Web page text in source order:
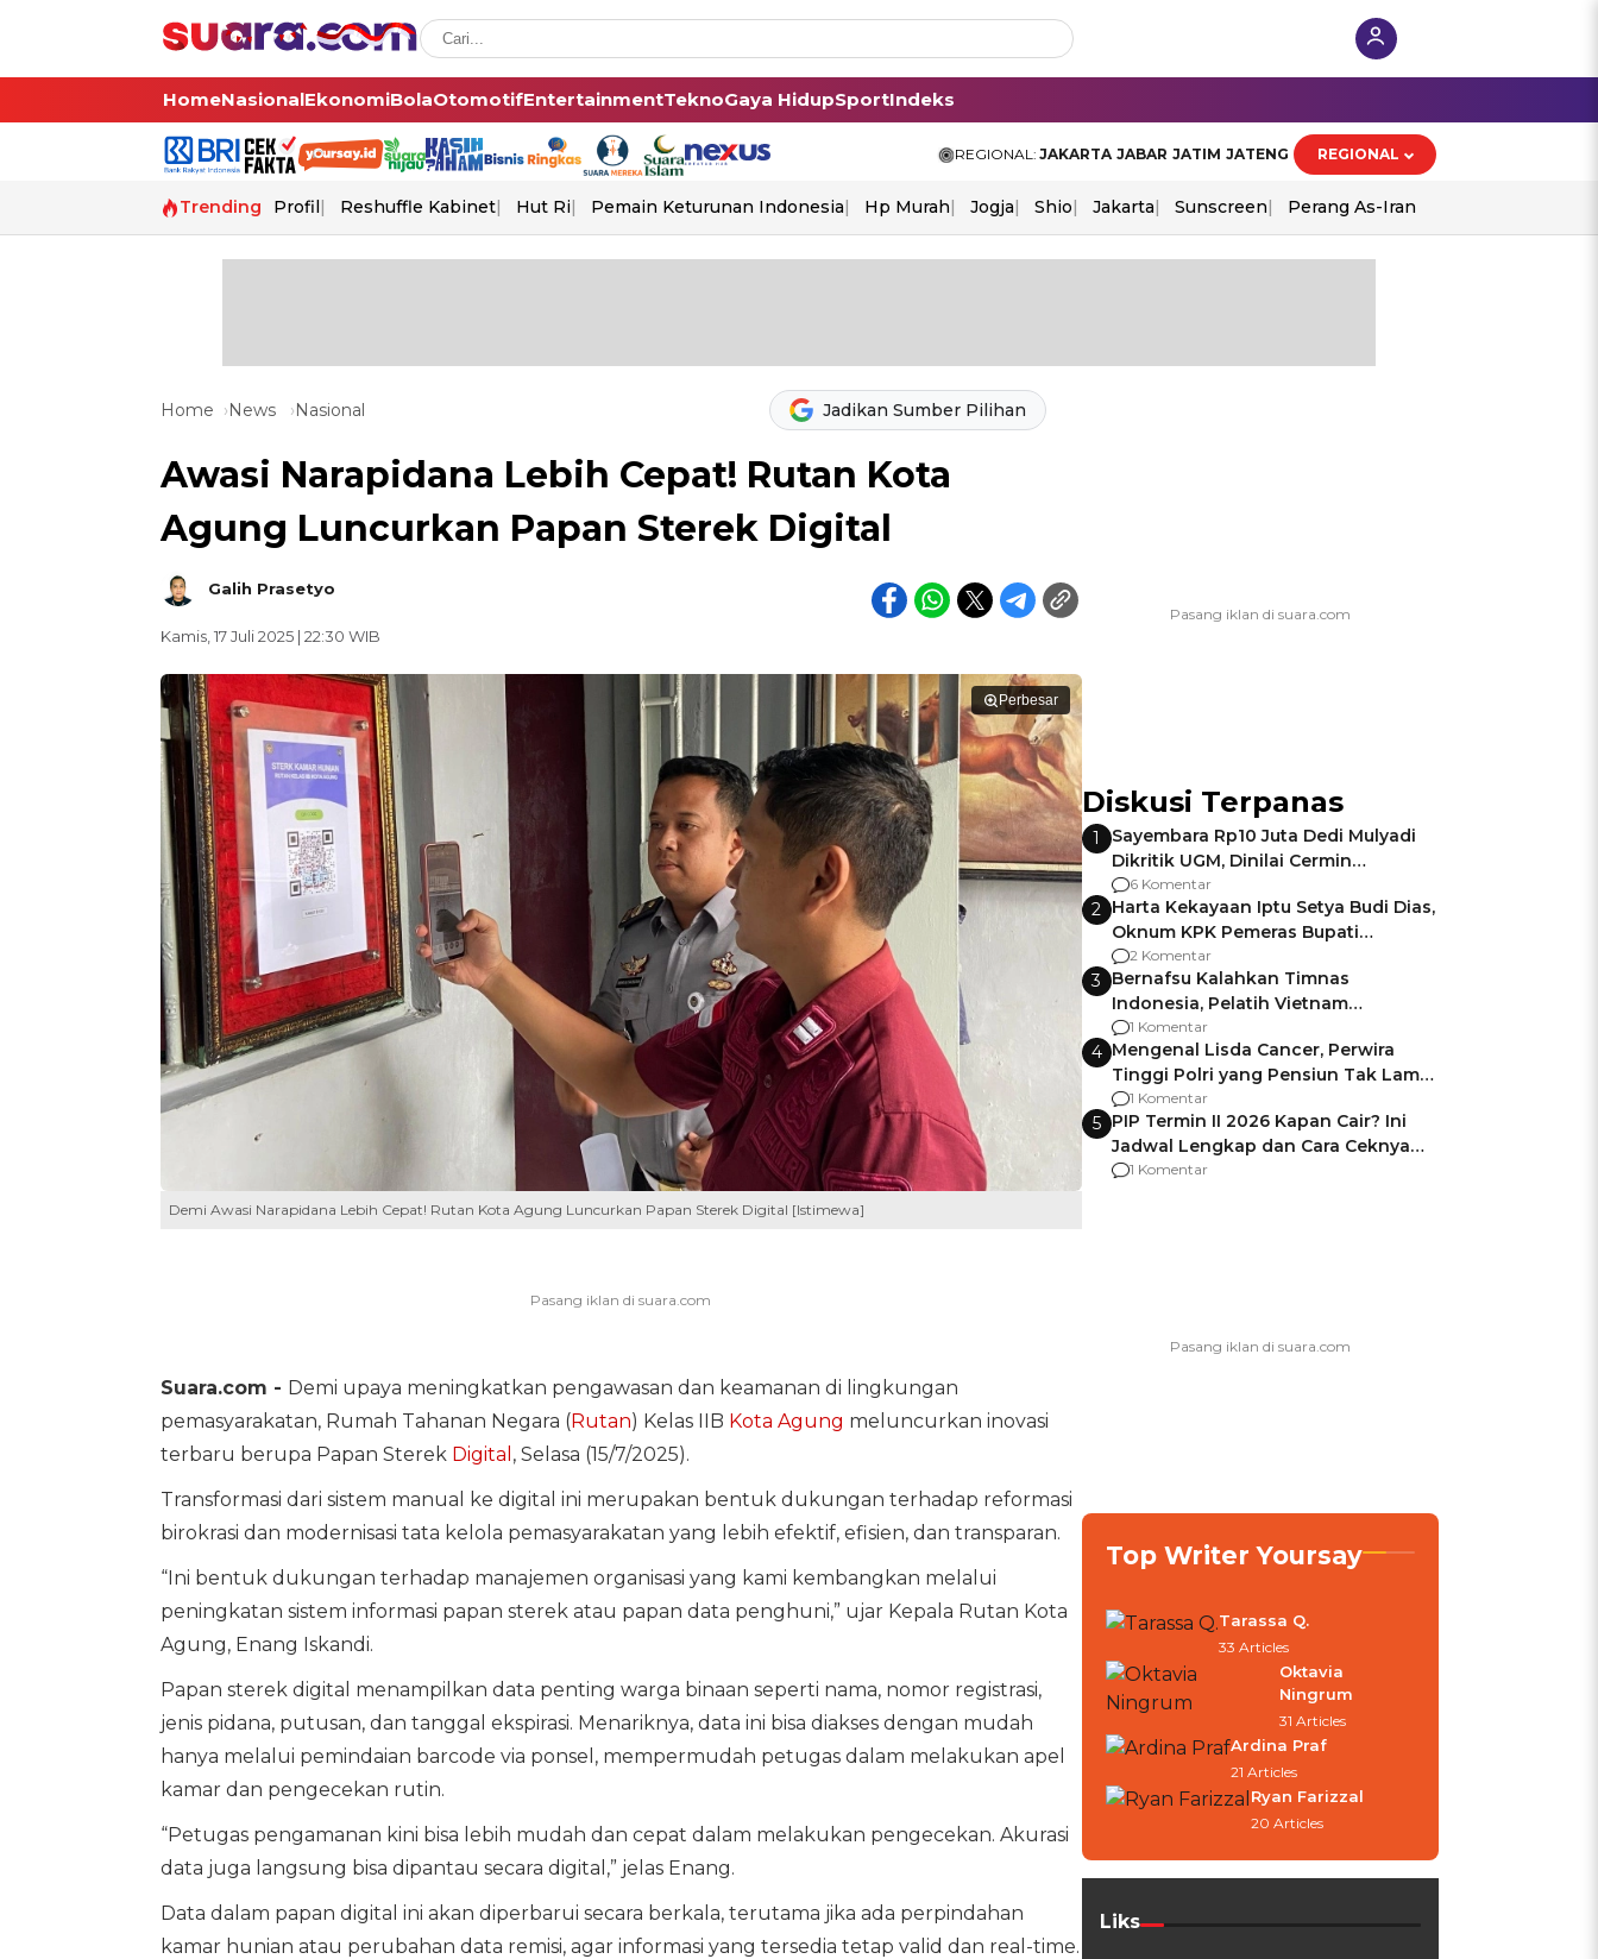
HomeNasionalEkonomiBolaOtomotifEntertainmentTeknoGaya HidupSportIndeks
REGIONAL: JAKARTA JABAR JATIM JATENG REGIONAL
Trending Profil Reshuffle Kabinet Hut Ri Pemain Keturunan Indonesia Hp Murah Jogja Shio Jakarta Sunscreen Perang As-Iran
Home News Nasional Jadikan Sumber Pilihan
Awasi Narapidana Lebih Cepat! Rutan Kota
Agung Luncurkan Papan Sterek Digital
Galih Prasetyo
Kamis, 17 Juli 2025 | 22:30 WIB
Perbesar
Demi Awasi Narapidana Lebih Cepat! Rutan Kota Agung Luncurkan Papan Sterek Digital [Istimewa]
Suara.com - Demi upaya meningkatkan pengawasan dan keamanan di lingkungan
pemasyarakatan, Rumah Tahanan Negara (Rutan) Kelas IIB Kota Agung meluncurkan inovasi
terbaru berupa Papan Sterek Digital , Selasa (15/7/2025).
Transformasi dari sistem manual ke digital ini merupakan bentuk dukungan terhadap reformasi
birokrasi dan modernisasi tata kelola pemasyarakatan yang lebih efektif, efisien, dan transparan.
“Ini bentuk dukungan terhadap manajemen organisasi yang kami kembangkan melalui
peningkatan sistem informasi papan sterek atau papan data penghuni,” ujar Kepala Rutan Kota
Agung, Enang Iskandi.
Papan sterek digital menampilkan data penting warga binaan seperti nama, nomor registrasi,
jenis pidana, putusan, dan tanggal ekspirasi. Menariknya, data ini bisa diakses dengan mudah
hanya melalui pemindaian barcode via ponsel, mempermudah petugas dalam melakukan apel
kamar dan pengecekan rutin.
“Petugas pengamanan kini bisa lebih mudah dan cepat dalam melakukan pengecekan. Akurasi
data juga langsung bisa dipantau secara digital,” jelas Enang.
Data dalam papan digital ini akan diperbarui secara berkala, terutama jika ada perpindahan
kamar hunian atau perubahan data remisi, agar informasi yang tersedia tetap valid dan real-time.
Diskusi Terpanas
1
Sayembara Rp10 Juta Dedi Mulyadi
Dikritik UGM, Dinilai Cermin
Gagalnya Negara Jamin Keamanan
6 Komentar
2 Harta Kekayaan Iptu Setya Budi Dias,
Oknum KPK Pemeras Bupati
Pemalang
2 Komentar
3 Bernafsu Kalahkan Timnas
Indonesia, Pelatih Vietnam
Berencana Pakai Jimat di Pakansari
1 Komentar
4 Mengenal Lisda Cancer, Perwira
Tinggi Polri yang Pensiun Tak Lama
Usai Jadi Brigjen
1 Komentar
5 PIP Termin II 2026 Kapan Cair? Ini
Jadwal Lengkap dan Cara Ceknya
agar Dana Tidak Hangus!
1 Komentar
Top Writer Yoursay
Tarassa Q.
33 Articles
Oktavia
Ningrum
31 Articles
Ardina Praf
21 Articles
Ryan Farizzal
20 Articles
Liks